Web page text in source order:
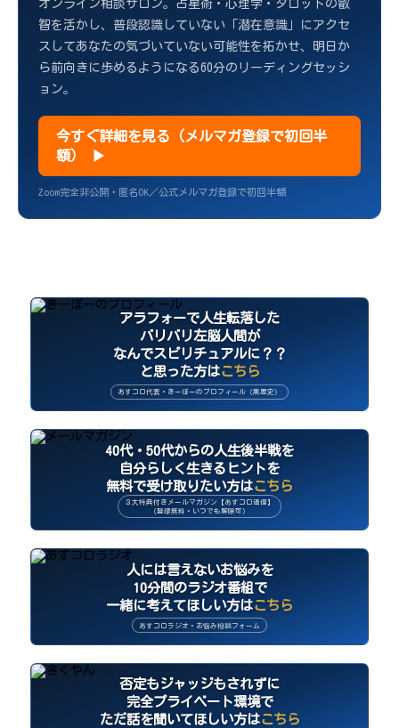
オンライン相談サロン。占星術・心理学・タロットの叡
智を活かし、普段認識していない「潜在意識」にアクセ
スしてあなたの気づいていない可能性を拓かせ、明日か
ら前向きに歩めるようになる60分のリーディングセッシ
ョン。
今すぐ詳細を見る（メルマガ登録で初回半
額） ▶
Zoom完全非公開・匿名OK／公式メルマガ登録で初回半額
アラフォーで人生転落した
バリバリ左脳人間が
なんでスピリチュアルに？？
と思った方はこちら
あすコロ代表・きーぼーのプロフィール（黒歴史）
40代・50代からの人生後半戦を
自分らしく生きるヒントを
無料で受け取りたい方はこちら
３大特典付きメールマガジン【あすコロ通信】
（登録無料・いつでも解除可）
人には言えないお悩みを
10分間のラジオ番組で
一緒に考えてほしい方はこちら
あすコロラジオ・お悩み相談フォーム
否定もジャッジもされずに
完全プライベート環境で
ただ話を聞いてほしい方はこちら
4つの天体が双子座に大集合！コミュニケーションエ
ネルギー最強の新月
その2日前に起きた土星牡羊座入りの意味とは
「私はこう生きる」という宣言のタイミング
ブラックムーンリリスが引っ張り出す本当の思い
風の流れに乗って人生に変化を起こそう
40代からの人生アップデートに最適なタイミング
まとめ：あなたの新しい生き方を風に乗せよう